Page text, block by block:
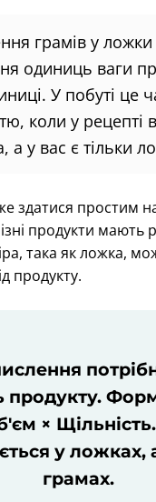
грамів у
одиниць ваги
У побуті це
коли у рецепті
а у вас є тільки
здатися простим
продукти мають
така як ложка,
продукту.
продукту.
×
у ложках,
грамах.